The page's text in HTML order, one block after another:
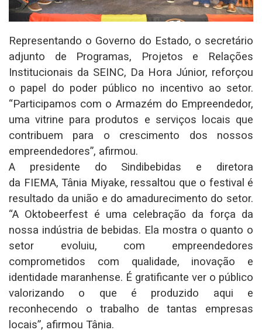
Representando o Governo do Estado, o secretário
adjunto de Programas, Projetos e Relações
Institucionais da SEINC, Da Hora Júnior, reforçou
o papel do poder público no incentivo ao setor.
“Participamos com o Armazém do Empreendedor,
uma vitrine para produtos e serviços locais que
contribuem para o crescimento dos nossos
empreendedores”, afirmou.
A presidente do Sindibebidas e diretora
da FIEMA, Tânia Miyake, ressaltou que o festival é
resultado da união e do amadurecimento do setor.
“A Oktobeerfest é uma celebração da força da
nossa indústria de bebidas. Ela mostra o quanto o
setor evoluiu, com empreendedores
comprometidos com qualidade, inovação e
identidade maranhense. É gratificante ver o público
valorizando o que é produzido aqui e
reconhecendo o trabalho de tantas empresas
locais”, afirmou Tânia.